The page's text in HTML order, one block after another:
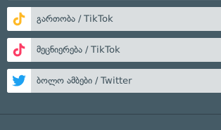
გართობა / TikTok
მეცნიერება / TikTok
ბოლო ამბები / Twitter